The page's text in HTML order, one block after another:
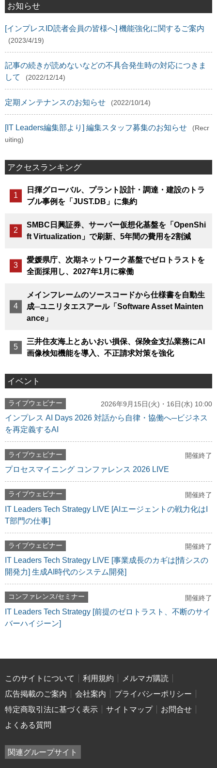
お知らせ
[インプレスID読者会員の皆様へ] 機能強化に関するご案内
(2023/4/19)
記事の続きが読めないなどの不具合発生時の対応につきま
して
(2022/12/14)
定期メンテナンスのお知らせ (2022/10/14)
[IT Leaders編集部より] 編集スタッフ募集のお知らせ
(Recr
uiting)
アクセスランキング
日揮グローバル、プラント設計・調達・建設のトラ
ブル事例を「JUST.DB」に集約
SMBC日興証券、サーバー仮想化基盤を「OpenShi
ft Virtualization」で刷新、5年間の費用を2割減
愛媛県庁、次期ネットワーク基盤でゼロトラストを
全面採用し、2027年1月に稼働
メインフレームのソースコードから仕様書を自動生
成─ユニリタエスアール「Software Asset Mainten
ance」
三井住友海上とあいおい損保、保険金支払業務にAI
画像検知機能を導入、不正請求対策を強化
イベント
ライブウェビナー 2026年9月15日(火)・16日(水) 10:00
インプレス AI Days 2026 対話から自律・協働へ─ビジネス
を再定義するAI
ライブウェビナー 開催終了
プロセスマイニング コンファレンス 2026 LIVE
ライブウェビナー 開催終了
IT Leaders Tech Strategy LIVE [AIエージェントの戦力化はI
T部門の仕事]
ライブウェビナー 開催終了
IT Leaders Tech Strategy LIVE [事業成長のカギは[情シスの
開発力] 生成AI時代のシステム開発]
コンファレンス/セミナー 開催終了
IT Leaders Tech Strategy [前提のゼロトラスト、不断のサイ
バーハイジーン]
このサイトについて 利用規約
メルマガ購読
広告掲載のご案内
会社案内
プライバシーポリシー
特定商取引法に基づく表示
サイトマップ
お問合せ
よくある質問
関連グループサイト